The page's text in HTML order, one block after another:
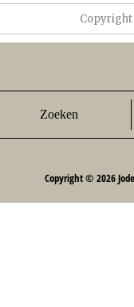
Zoeken
Copyright © 2026